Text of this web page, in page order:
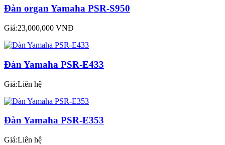
Đàn organ Yamaha PSR-S950
Giá:23,000,000 VNĐ
Đàn Yamaha PSR-E433
Giá:Liên hệ
Đàn Yamaha PSR-E353
Giá:Liên hệ